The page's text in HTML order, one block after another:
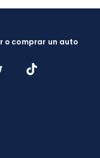
Blog.
o comprar un auto